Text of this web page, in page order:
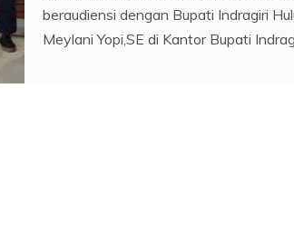
beraudiensi dengan Bupati Indragiri
Meylani Yopi,SE di Kantor Bupati